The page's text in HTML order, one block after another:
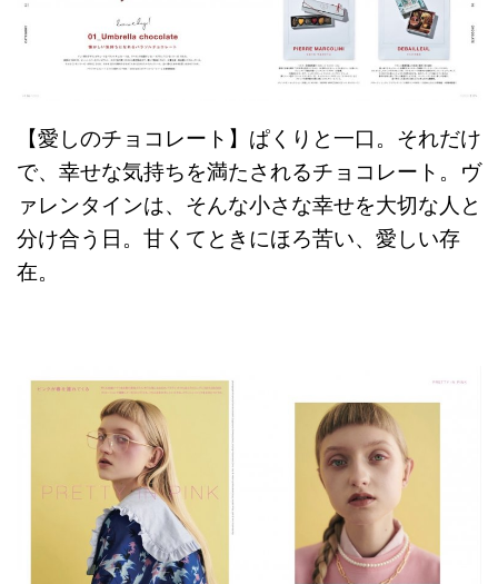
【愛しのチョコレート】ぱくりと一口。それだけ
で、幸せな気持ちを満たされるチョコレート。ヴ
ァレンタインは、そんな小さな幸せを大切な人と
分け合う日。甘くてときにほろ苦い、愛しい存
在。